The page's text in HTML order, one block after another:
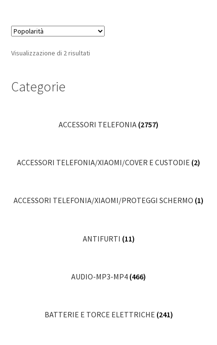
Visualizzazione di 2 risultatiPopolarità
Categorie
ACCESSORI TELEFONIA (2757)
ACCESSORI TELEFONIA/XIAOMI/COVER E CUSTODIE (2)
ACCESSORI TELEFONIA/XIAOMI/PROTEGGI SCHERMO (1)
ANTIFURTI (11)
AUDIO-MP3-MP4 (466)
BATTERIE E TORCE ELETTRICHE (241)